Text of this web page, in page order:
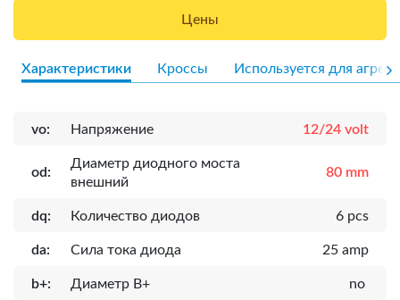
Цены
Характеристики Кроссы Используется для
vo: Напряжение 12/24 volt
od:
Диаметр диодного моста
внешний
80 mm
dq: Количество диодов 6 pcs
da: Сила тока диода 25 amp
b+: Диаметр B+ no